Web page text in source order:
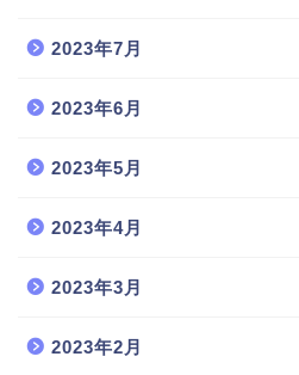
2023年7月
2023年6月
2023年5月
2023年4月
2023年3月
2023年2月